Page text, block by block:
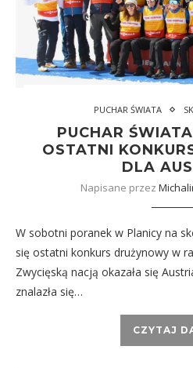
PUCHAR ŚWIATA
PUCHAR
OSTATNI
DLA
Napisane przez
W sobotni poranek w Planicy na
się ostatni konkurs drużynowy w
Zwycięską nacją okazała się
znalazła się…
CZYTAJ